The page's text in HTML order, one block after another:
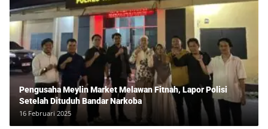
Pengusaha Meylin Market Melawan Fitnah, Lapor Polisi
Setelah Dituduh Bandar Narkoba
16 Februari 2025